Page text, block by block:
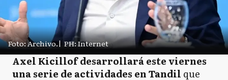
Foto: Archivo.| PH: Internet
Axel Kicillof desarrollará este viernes
una serie de actividades en Tandil que